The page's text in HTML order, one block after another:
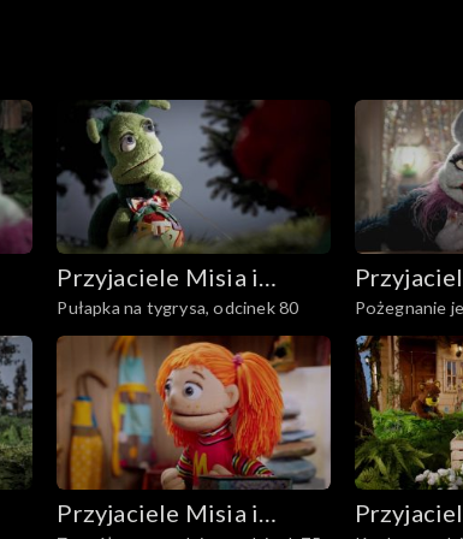
Przyjaciele Misia i
Margolci
Pułapka na tygrysa, odcinek 80
Margolci
Pożegnanie
Przyjaciele Misia i